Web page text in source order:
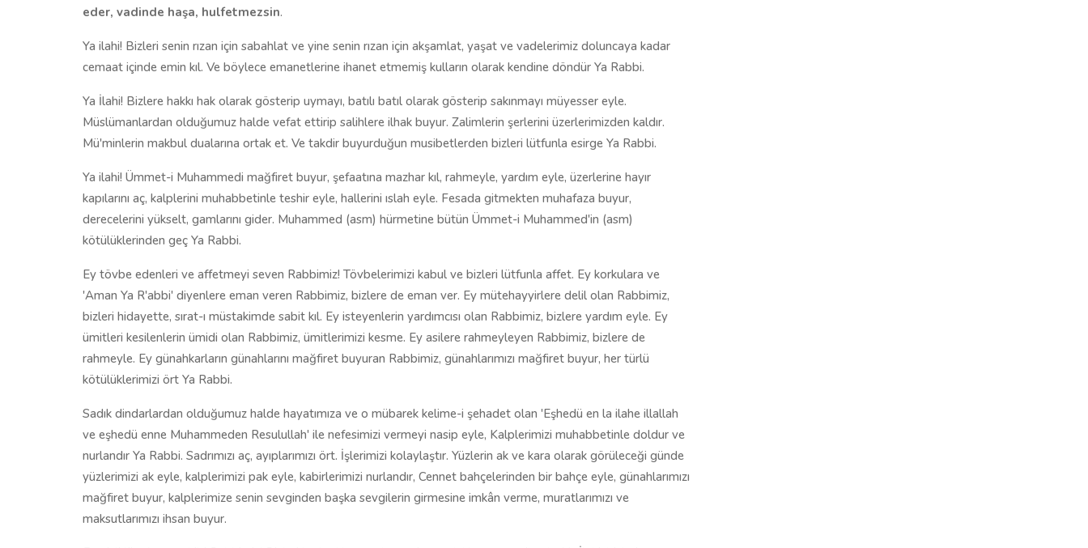
eder, vadinde haşa, hulfetmezsin.
Ya ilahi! Bizleri senin rızan için sabahlat ve yine senin rızan için akşamlat, yaşat ve vadelerimiz doluncaya kadar
cemaat içinde emin kıl. Ve böylece emanetlerine ihanet etmemiş kulların olarak kendine döndür Ya Rabbi.
Ya İlahi! Bizlere hakkı hak olarak gösterip uymayı, batılı batıl olarak gösterip sakınmayı müyesser eyle.
Müslümanlardan olduğumuz halde vefat ettirip salihlere ilhak buyur. Zalimlerin şerlerini üzerlerimizden kaldır.
Mü'minlerin makbul dualarına ortak et. Ve takdir buyurduğun musibetlerden bizleri lütfunla esirge Ya Rabbi.
Ya ilahi! Ümmet-i Muhammedi mağfiret buyur, şefaatına mazhar kıl, rahmeyle, yardım eyle, üzerlerine hayır
kapılarını aç, kalplerini muhabbetinle teshir eyle, hallerini ıslah eyle. Fesada gitmekten muhafaza buyur,
derecelerini yükselt, gamlarını gider. Muhammed (asm) hürmetine bütün Ümmet-i Muhammed'in (asm)
kötülüklerinden geç Ya Rabbi.
Ey tövbe edenleri ve affetmeyi seven Rabbimiz! Tövbelerimizi kabul ve bizleri lütfunla affet. Ey korkulara ve
'Aman Ya R'abbi' diyenlere eman veren Rabbimiz, bizlere de eman ver. Ey mütehayyirlere delil olan Rabbimiz,
bizleri hidayette, sırat-ı müstakimde sabit kıl. Ey isteyenlerin yardımcısı olan Rabbimiz, bizlere yardım eyle. Ey
ümitleri kesilenlerin ümidi olan Rabbimiz, ümitlerimizi kesme. Ey asilere rahmeyleyen Rabbimiz, bizlere de
rahmeyle. Ey günahkarların günahlarını mağfiret buyuran Rabbimiz, günahlarımızı mağfiret buyur, her türlü
kötülüklerimizi ört Ya Rabbi.
Sadık dindarlardan olduğumuz halde hayatımıza ve o mübarek kelime-i şehadet olan 'Eşhedü en la ilahe illallah
ve eşhedü enne Muhammeden Resulullah' ile nefesimizi vermeyi nasip eyle, Kalplerimizi muhabbetinle doldur ve
nurlandır Ya Rabbi. Sadrımızı aç, ayıplarımızı ört. İşlerimizi kolaylaştır. Yüzlerin ak ve kara olarak görüleceği günde
yüzlerimizi ak eyle, kalplerimizi pak eyle, kabirlerimizi nurlandır, Cennet bahçelerinden bir bahçe eyle, günahlarımızı
mağfiret buyur, kalplerimize senin sevginden başka sevgilerin girmesine imkân verme, muratlarımızı ve
maksutlarımızı ihsan buyur.